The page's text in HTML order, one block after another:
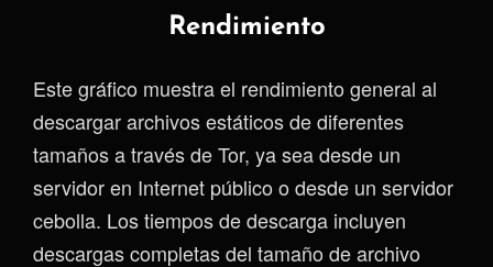
Rendimiento
Este gráfico muestra el rendimiento general al
descargar archivos estáticos de diferentes
tamaños a través de Tor, ya sea desde un
servidor en Internet público o desde un servidor
cebolla. Los tiempos de descarga incluyen
descargas completas del tamaño de archivo